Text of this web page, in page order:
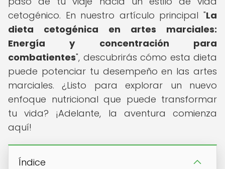
cetogénico. En nuestro artículo principal "La
dieta cetogénica en artes marciales:
Energía y concentración para
combatientes", descubrirás cómo esta dieta
puede potenciar tu desempeño en las artes
marciales. ¿Listo para explorar un nuevo
enfoque nutricional que puede transformar
tu vida? ¡Adelante, la aventura comienza
aquí!
Índice